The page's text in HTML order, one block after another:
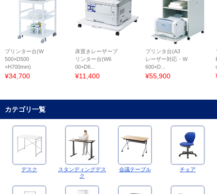
プリンター台(W
500×D500
×H700mm)
¥34,700
床置きレーザープ
リンター台(W6
00×D6...
¥11,400
プリンタ台(A3
レーザー対応・W
600×D...
¥55,900
カテゴリ一覧
デスク
スタンディングデス
ク
会議テーブル チェア